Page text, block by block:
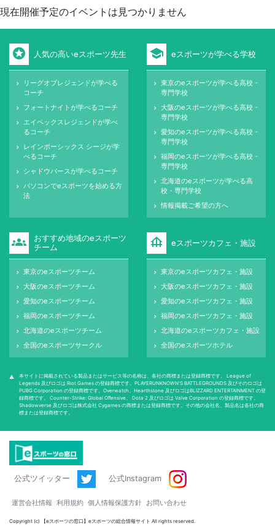
現在開催予定のイベントは見つかりません
stars 人気の高いeスポーツ先生
keyboard_arrow_right
リーグオブレジェンドが学べる
コーチ
keyboard_arrow_right フォートナイトが学べるコーチ
keyboard_arrow_right
エイペックスレジェンドが学べ
るコーチ
keyboard_arrow_right
レインボーシックス シージが学
べるコーチ
keyboard_arrow_right シャドウバースが学べるコーチ
keyboard_arrow_right
パソコンでeスポーツを始める方
法
school eスポーツが学べる学校
keyboard_arrow_right
東京のeスポーツが学べる高校・
専門学校
keyboard_arrow_right
大阪のeスポーツが学べる高校・
専門学校
keyboard_arrow_right
愛知のeスポーツが学べる高校・
専門学校
keyboard_arrow_right
福岡のeスポーツが学べる高校・
専門学校
keyboard_arrow_right
北海道のeスポーツが学べる高
校・専門学校
keyboard_arrow_right 情報掲載ご希望の方へ
groups
おすすめ地域のeスポーツ
チーム
keyboard_arrow_right 東京のeスポーツチーム
keyboard_arrow_right 大阪のeスポーツチーム
keyboard_arrow_right 愛知のeスポーツチーム
keyboard_arrow_right 福岡のeスポーツチーム
keyboard_arrow_right 北海道のeスポーツチーム
keyboard_arrow_right 全国のeスポーツサークル
foundation eスポーツカフェ・施設
keyboard_arrow_right 東京のeスポーツカフェ・施設
keyboard_arrow_right 大阪のeスポーツカフェ・施設
keyboard_arrow_right 愛知のeスポーツカフェ・施設
keyboard_arrow_right 福岡のeスポーツカフェ・施設
keyboard_arrow_right 北海道のeスポーツカフェ・施設
keyboard_arrow_right 全国のeスポーツホテル
warning
本サイトに掲載されている製品またはサービス等の名称は、各社の商標または登録商標です。 League of
Legends 及びロゴは Riot Games の登録商標です。PLAYERUNKNOWN'S BATTLEGROUNDS 及びそのロゴは
PUBG Corporation の登録商標です。Overwatch、Hearthstone 及びロゴはBLIZZARD ENTERTAINMENT の登
録商標です。 Counter-Strike: Global Oﬀensive、 Dota 2 及びロゴは Valve Corporation の登録商標です。
Shadowverse 及びロゴは株式会社 Cygames の商標または登録商標です。その他の会社名、製品名は各社の商
標または登録商標です。
公式ツイッター 公式Instagram
運営会社情報 利用規約 個人情報保護方針 お問い合わせ
Copyright (c) 【eスポーツの窓口】eスポーツの総合情報サイト All rights reserved.